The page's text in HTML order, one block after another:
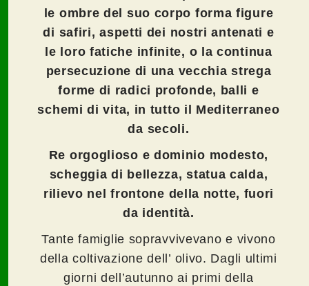
le ombre del suo corpo forma figure
di safiri, aspetti dei nostri antenati e
le loro fatiche infinite, o la continua
persecuzione di una vecchia strega
forme di radici profonde, balli e
schemi di vita, in tutto il Mediterraneo
da secoli.
Re orgoglioso e dominio modesto,
scheggia di bellezza, statua calda,
rilievo nel frontone della notte, fuori
da identità.
Tante famiglie sopravvivevano e vivono
della coltivazione dell’ olivo. Dagli ultimi
giorni dell’autunno ai primi della